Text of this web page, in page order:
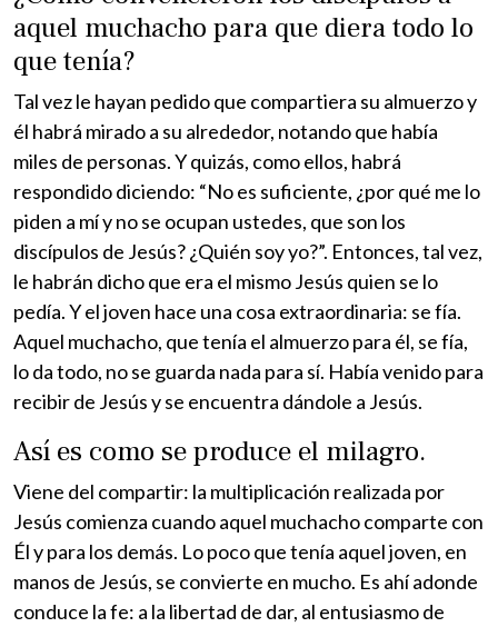
aquel muchacho para que diera todo lo
que tenía?
Tal vez le hayan pedido que compartiera su almuerzo y
él habrá mirado a su alrededor, notando que había
miles de personas. Y quizás, como ellos, habrá
respondido diciendo: “No es suficiente, ¿por qué me lo
piden a mí y no se ocupan ustedes, que son los
discípulos de Jesús? ¿Quién soy yo?”. Entonces, tal vez,
le habrán dicho que era el mismo Jesús quien se lo
pedía. Y el joven hace una cosa extraordinaria: se fía.
Aquel muchacho, que tenía el almuerzo para él, se fía,
lo da todo, no se guarda nada para sí. Había venido para
recibir de Jesús y se encuentra dándole a Jesús.
Así es como se produce el milagro.
Viene del compartir: la multiplicación realizada por
Jesús comienza cuando aquel muchacho comparte con
Él y para los demás. Lo poco que tenía aquel joven, en
manos de Jesús, se convierte en mucho. Es ahí adonde
conduce la fe: a la libertad de dar, al entusiasmo de